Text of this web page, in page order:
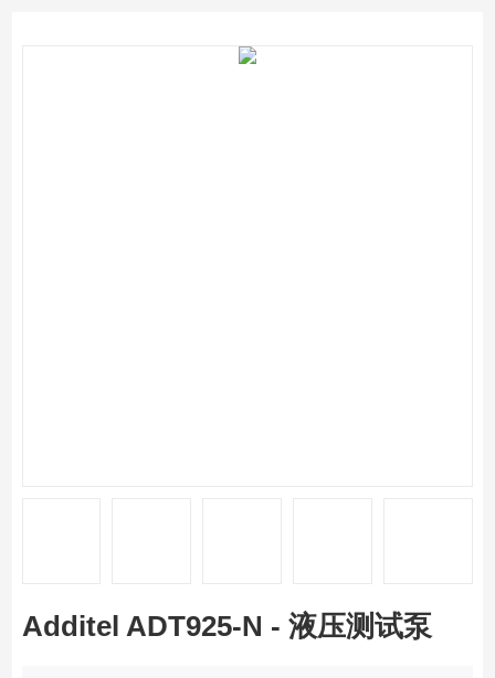
Additel ADT925-N - 液压测试泵